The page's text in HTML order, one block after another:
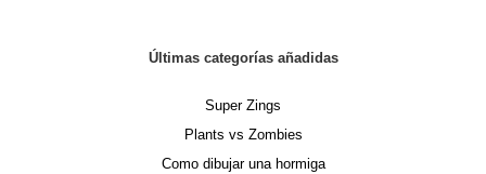
Últimas categorías añadidas
Super Zings
Plants vs Zombies
Como dibujar una hormiga